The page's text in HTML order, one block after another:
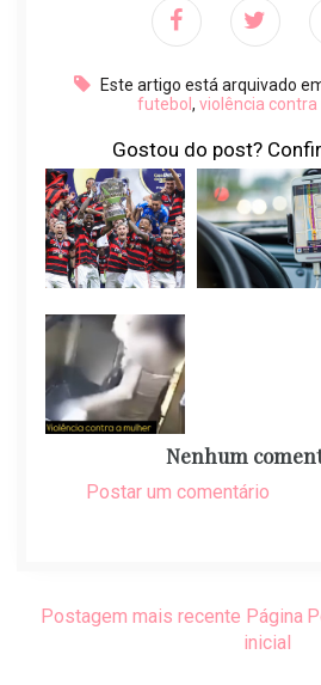
Este artigo está arquivado
futebol , violência
Gostou do post?
Nenhum
Postar um comentário
Postagem mais recente Página
inicial